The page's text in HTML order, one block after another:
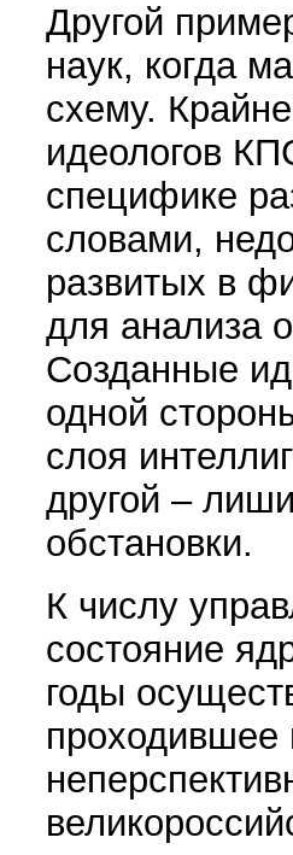
Другой
наук, когда
схему.
идеологов
специфике
словами,
развитых в
для анализа
Созданные
одной
слоя
другой –
обстановки.
К числу
состояние
годы
проходившее